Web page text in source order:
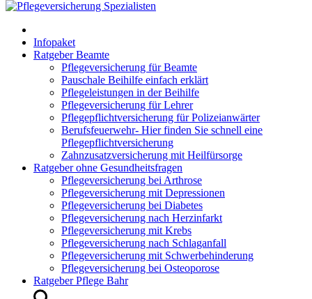
Infopaket
Ratgeber Beamte
Pflegeversicherung für Beamte
Pauschale Beihilfe einfach erklärt
Pflegeleistungen in der Beihilfe
Pflegeversicherung für Lehrer
Pflegepflichtversicherung für Polizeianwärter
Berufsfeuerwehr- Hier finden Sie schnell eine
Pflegepflichtversicherung
Zahnzusatzversicherung mit Heilfürsorge
Ratgeber ohne Gesundheitsfragen
Pflegeversicherung bei Arthrose
Pflegeversicherung mit Depressionen
Pflegeversicherung bei Diabetes
Pflegeversicherung nach Herzinfarkt
Pflegeversicherung mit Krebs
Pflegeversicherung nach Schlaganfall
Pflegeversicherung mit Schwerbehinderung
Pflegeversicherung bei Osteoporose
Ratgeber Pflege Bahr